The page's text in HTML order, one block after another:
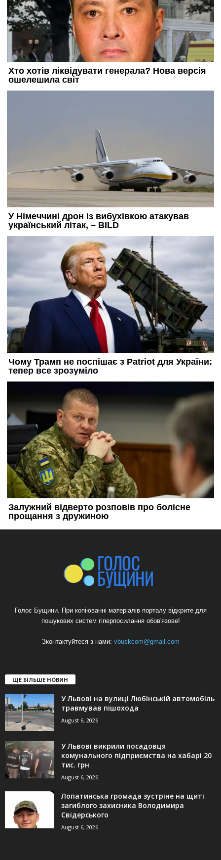
Голос Бущини. При копіюванні матеріалів порталу відкрите для
пошукових систем гіперпосилання обов'язове!
Зконтактуйтеся з нами: vbuskcom@gmail.com
ЩЕ БІЛЬШЕ НОВИН
У Львові на вулиці Любінській автомобіль
травмував пішохода
August 6, 2026
У Львові викрили посадовця
комунального підприємства на хабарі 20
тис. грн
August 6, 2026
Лопатинська громада зустріне на щиті
загиблого захисника Володимира
Свідерського
August 6, 2026